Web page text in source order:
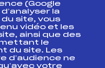
fédéral
(Google
la
site, vous
vidéo et les
ainsi que des
le
du site. Les
d’audience ne
votre